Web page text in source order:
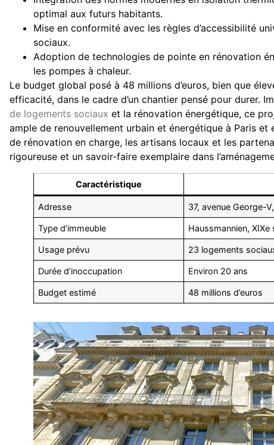
optimal aux futurs habitants.
Mise en conformité avec les règles d’accessibilité
sociaux.
Adoption de technologies de pointe en rénovation
les pompes à chaleur.
Le budget global posé à 48 millions d’euros, bien que
efficacité, dans le cadre d’un chantier pensé pour durer.
de logements sociaux et la rénovation énergétique, ce
ample de renouvellement urbain et énergétique à Paris
de rénovation en charge, les artisans locaux et les
rigoureuse et un savoir-faire exemplaire dans
Caractéristique
Adresse 37, avenue George-
Type d’immeuble Haussmannien, XIXe
Usage prévu 23 logements
Durée d’inoccupation Environ 20 ans
Budget estimé 48 millions d’euros